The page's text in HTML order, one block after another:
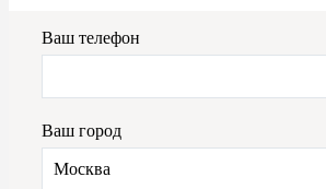
Ваш телефон
Ваш город
Москва